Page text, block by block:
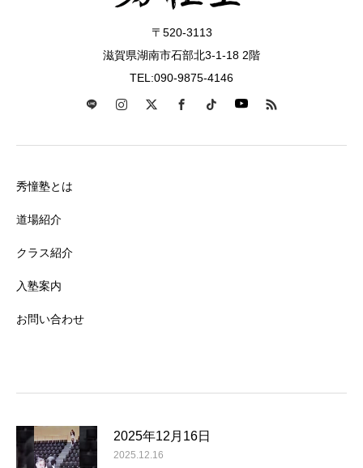
〒520-3113
滋賀県湖南市石部北3-1-18 2階
TEL:090-9875-4146
秀憧塾とは
道場紹介
クラス紹介
入塾案内
お問い合わせ
2025年12月16日
2025.12.16